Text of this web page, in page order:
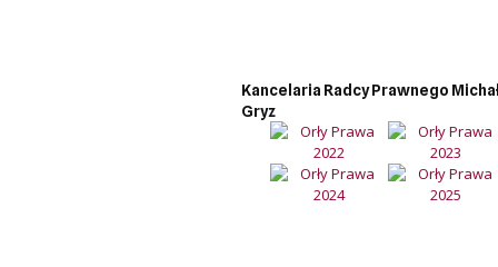
Kancelaria Radcy Prawnego
Gryz